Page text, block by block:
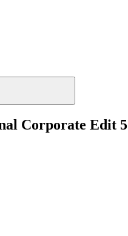
Corporate Edit 5